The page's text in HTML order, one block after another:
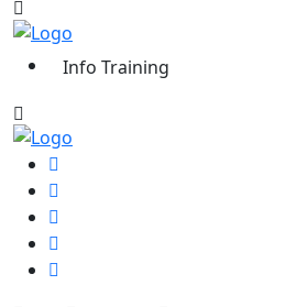
Info Training